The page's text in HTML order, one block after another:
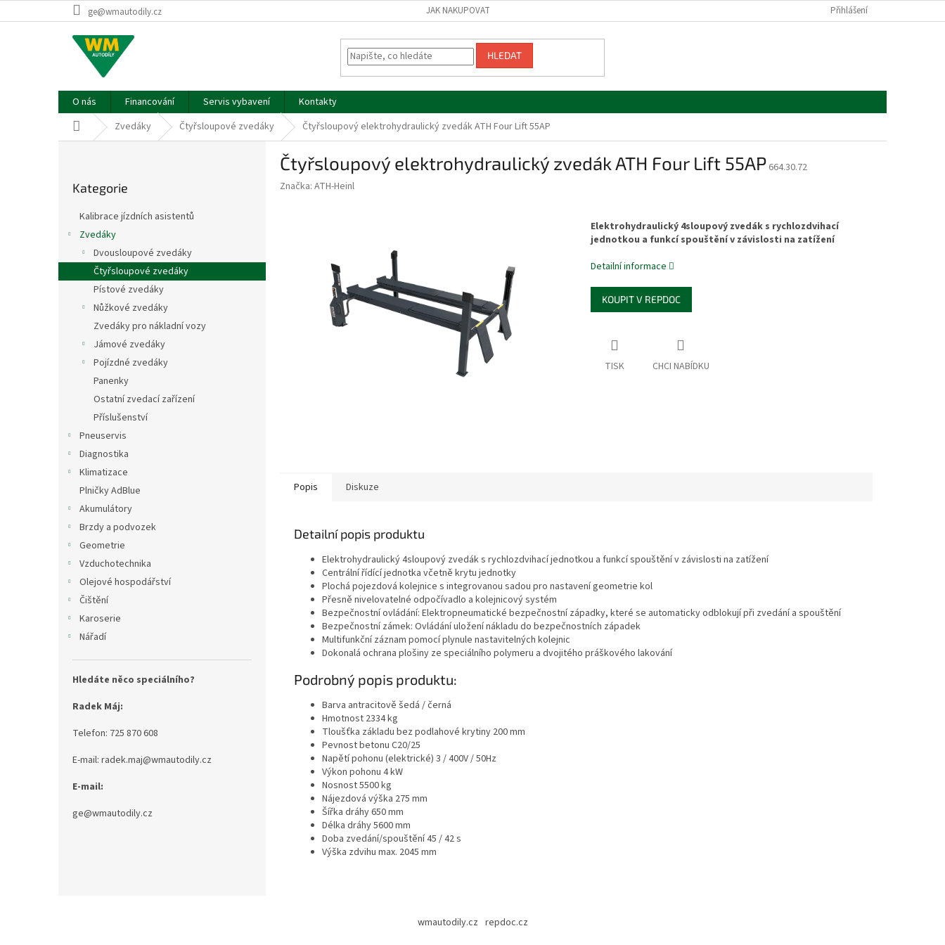
na
ge@wmautodily.cz JAK NAKUPOVAT Přihlášení
HLEDAT
O nás Financování Servis vybavení
Kontakty
Domů Zvedáky Čtyřsloupové zvedáky Čtyřsloupový elektrohydraulický zvedák ATH Four Lift 55AP
kategorie
Kategorie
Kalibrace jízdních asistentů
Zvedáky
Dvousloupové zvedáky
Čtyřsloupové zvedáky
Pístové zvedáky
Nůžkové zvedáky
Zvedáky pro nákladní vozy
Jámové zvedáky
Pojízdné zvedáky
Panenky
Ostatní zvedací zařízení
Příslušenství
Pneuservis
Diagnostika
Klimatizace
Plničky AdBlue
Akumulátory
Brzdy a podvozek
Geometrie
Vzduchotechnika
Olejové hospodářství
Čištění
Karoserie
Nářadí
Hledáte něco speciálního?
Radek Máj:
Telefon: 725 870 608
E-mail: radek.maj@wmautodily.cz
E-mail:
ge@wmautodily.cz
Čtyřsloupový elektrohydraulický zvedák ATH Four Lift 55AP 664.30.72
Značka: ATH-Heinl
Elektrohydraulický 4sloupový zvedák s rychlozdvihací
jednotkou a funkcí spouštění v závislosti na zatížení
Detailní informace
KOUPIT V REPDOC
TISK
Popis Diskuze
Detailní popis produktu
Elektrohydraulický 4sloupový zvedák s rychlozdvihací jednotkou a funkcí spouštění v závislosti na zatížení
Centrální řídící jednotka včetně krytu jednotky
Plochá pojezdová kolejnice s integrovanou sadou pro nastavení geometrie kol
Přesně nivelovatelné odpočívadlo a kolejnicový systém
Bezpečnostní ovládání: Elektropneumatické bezpečnostní západky, které se automaticky odblokují při zvedání a spouštění
Bezpečnostní zámek: Ovládání uložení nákladu do bezpečnostních západek
Multifunkční záznam pomocí plynule nastavitelných kolejnic
Dokonalá ochrana plošiny ze speciálního polymeru a dvojitého práškového lakování
Podrobný popis produktu:
Barva antracitově šedá / černá
Hmotnost 2334 kg
Tloušťka základu bez podlahové krytiny 200 mm
Pevnost betonu C20/25
Napětí pohonu (elektrické) 3 / 400V / 50Hz
Výkon pohonu 4 kW
Nosnost 5500 kg
Nájezdová výška 275 mm
Šířka dráhy 650 mm
Délka dráhy 5600 mm
Doba zvedání/spouštění 45 / 42 s
Výška zdvihu max. 2045 mm
wmautodily.cz repdoc.cz